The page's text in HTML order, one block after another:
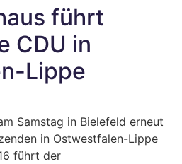
führt
CDU in
Lippe
Samstag in Bielefeld erneut
in Ostwestfalen-Lippe
führt der